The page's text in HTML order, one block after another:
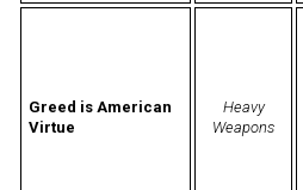
Greed is American
Virtue
Heavy
Weapons